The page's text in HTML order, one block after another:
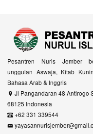
Pesantren Nuris Jember
unggulan Aswaja, Kitab
Bahasa Arab & Inggris
Jl Pangandaran 48 Antirogo
68125 Indonesia
+62 331 339544